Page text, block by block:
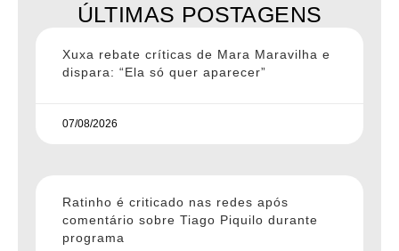
ÚLTIMAS POSTAGENS
Xuxa rebate críticas de Mara Maravilha e
dispara: “Ela só quer aparecer”
07/08/2026
Ratinho é criticado nas redes após
comentário sobre Tiago Piquilo durante
programa